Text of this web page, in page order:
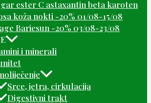
ester C astaxantin beta karoten
koža nokti -20% 01/08-15/08
Bariesun -20% 03/08-23/08
i minerali
Srce, jetra, cirkulacija
Digestivni trakt